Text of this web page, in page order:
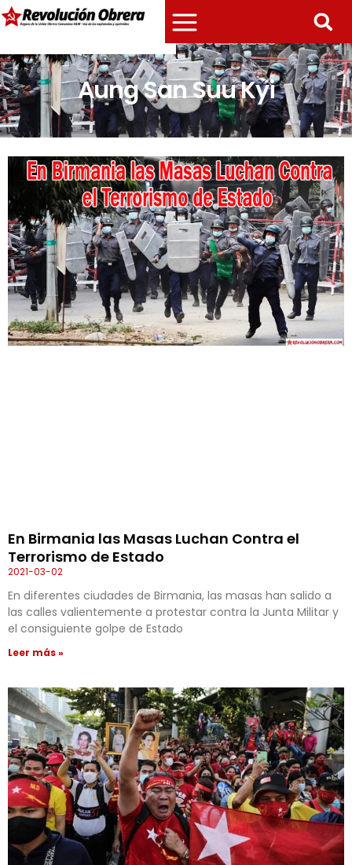
Aung San Suu Kyi
En Birmania las Masas Luchan Contra el
Terrorismo de Estado
2021-03-02
En diferentes ciudades de Birmania, las masas han salido a
las calles valientemente a protestar contra la Junta Militar y
el consiguiente golpe de Estado
Leer más »